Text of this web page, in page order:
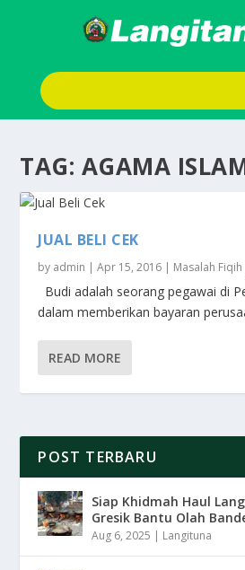
TAG: AGAMA
JUAL BELI CEK
by admin |Apr 15, 2016 | Masalah Fiqih
Budi adalah seorang pegawai di
dalam memberikan bayaran
READ MORE
POST TERBARU
Siap Khidmah Haul
Gresik Bantu Olah
Aug 6, 2025 | Langituna